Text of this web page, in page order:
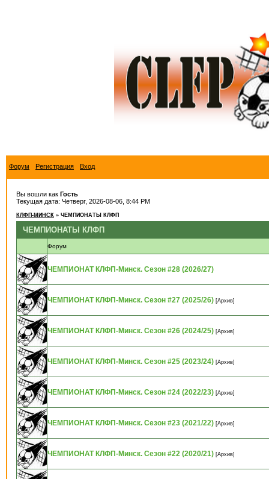
Форум Регистрация Вход
Вы вошли как Гость
Текущая дата: Четверг, 2026-08-06, 8:44 PM
КЛФП-МИНСК » ЧЕМПИОНАТЫ КЛФП
ЧЕМПИОНАТЫ КЛФП
Форум
ЧЕМПИОНАТ КЛФП-Минск. Сезон #28 (2026/27)
ЧЕМПИОНАТ КЛФП-Минск. Сезон #27 (2025/26) [Архив]
ЧЕМПИОНАТ КЛФП-Минск. Сезон #26 (2024/25) [Архив]
ЧЕМПИОНАТ КЛФП-Минск. Сезон #25 (2023/24) [Архив]
ЧЕМПИОНАТ КЛФП-Минск. Сезон #24 (2022/23) [Архив]
ЧЕМПИОНАТ КЛФП-Минск. Сезон #23 (2021/22) [Архив]
ЧЕМПИОНАТ КЛФП-Минск. Сезон #22 (2020/21) [Архив]